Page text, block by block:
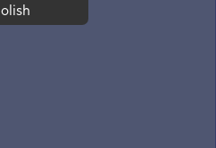
olish